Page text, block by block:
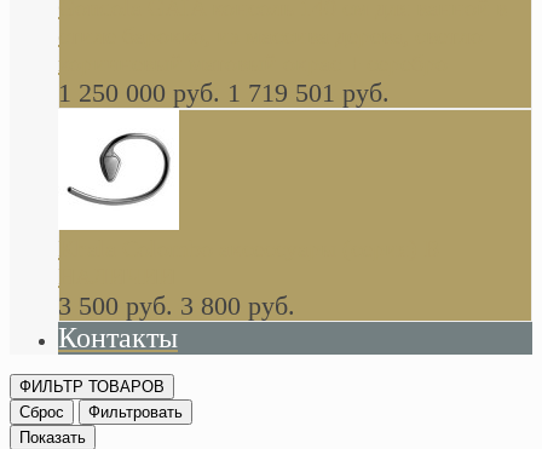
стиле барокко, из массива дерева, светло
коричневый матовый окрас + серебро
1 250 000 руб. 1 719 501 руб.
Khala Colombo аксессуары (серия) В
НАЛИЧИИ
3 500 руб. 3 800 руб.
Контакты
ФИЛЬТР ТОВАРОВ
Сброс
Фильтровать
Показать